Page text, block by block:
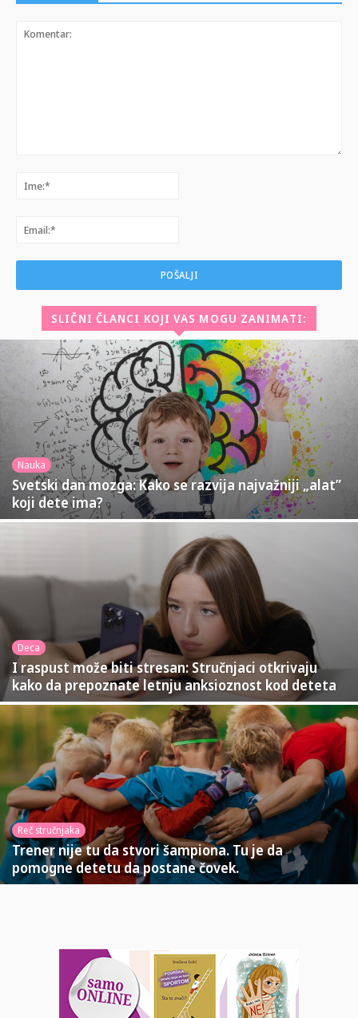
SLIČNI ČLANCI KOJI VAS MOGU ZANIMATI:
Nauka
Svetski dan mozga: Kako se razvija najvažniji „alat”
koji dete ima?
Deca
I raspust može biti stresan: Stručnjaci otkrivaju
kako da prepoznate letnju anksioznost kod deteta
Reč stručnjaka
Trener nije tu da stvori šampiona. Tu je da
pomogne detetu da postane čovek.